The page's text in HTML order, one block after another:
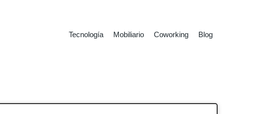
Tecnología Mobiliario Coworking Blog